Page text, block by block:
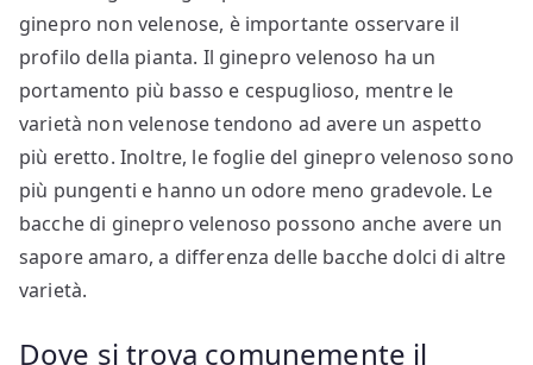
ginepro non velenose, è importante osservare il
profilo della pianta. Il ginepro velenoso ha un
portamento più basso e cespuglioso, mentre le
varietà non velenose tendono ad avere un aspetto
più eretto. Inoltre, le foglie del ginepro velenoso sono
più pungenti e hanno un odore meno gradevole. Le
bacche di ginepro velenoso possono anche avere un
sapore amaro, a differenza delle bacche dolci di altre
varietà.
Dove si trova comunemente il